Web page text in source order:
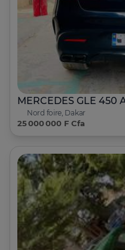
MERCEDES GLE 450
Nord foire, Dakar
25 000 000 F Cfa